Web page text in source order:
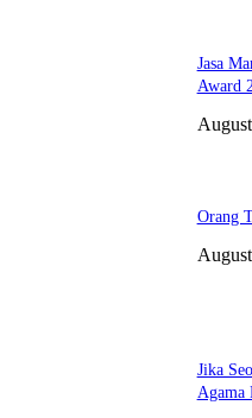
Jasa
Award
Orang
Jika
Agama